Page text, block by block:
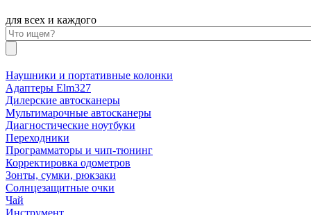
для всех и каждого
Наушники и портативные колонки
Адаптеры Elm327
Дилерские автосканеры
Мультимарочные автосканеры
Диагностические ноутбуки
Переходники
Программаторы и чип-тюнинг
Корректировка одометров
Зонты, сумки, рюкзаки
Солнцезащитные очки
Чай
Инструмент